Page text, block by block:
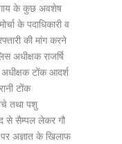
गाय के कुछ अवशेष
के पदाधिकारी व
की मांग करने
अधीक्षक राजर्षि
टोंक आदर्श
टोंक
तथा पशु
से सैम्पल लेकर गौ
पर अज्ञात के खिलाफ